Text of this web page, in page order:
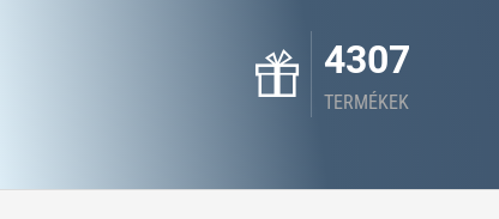
4307
TERMÉKEK